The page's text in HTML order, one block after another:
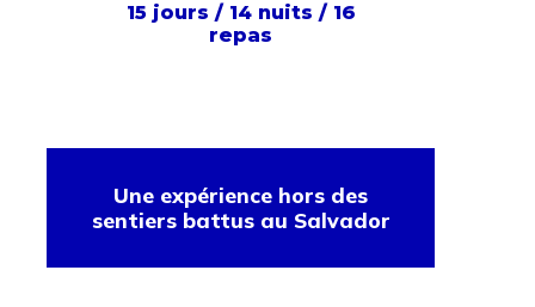
15 jours / 14 nuits / 16
repas
Une expérience hors des
sentiers battus au Salvador